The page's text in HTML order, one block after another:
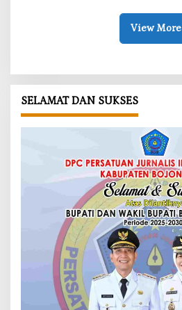
View More
SELAMAT DAN SUKSES